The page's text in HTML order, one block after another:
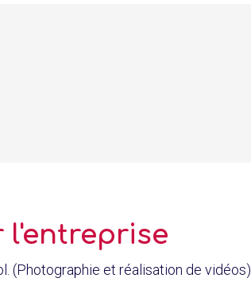
l'entreprise
(Photographie et réalisation de vidéos)